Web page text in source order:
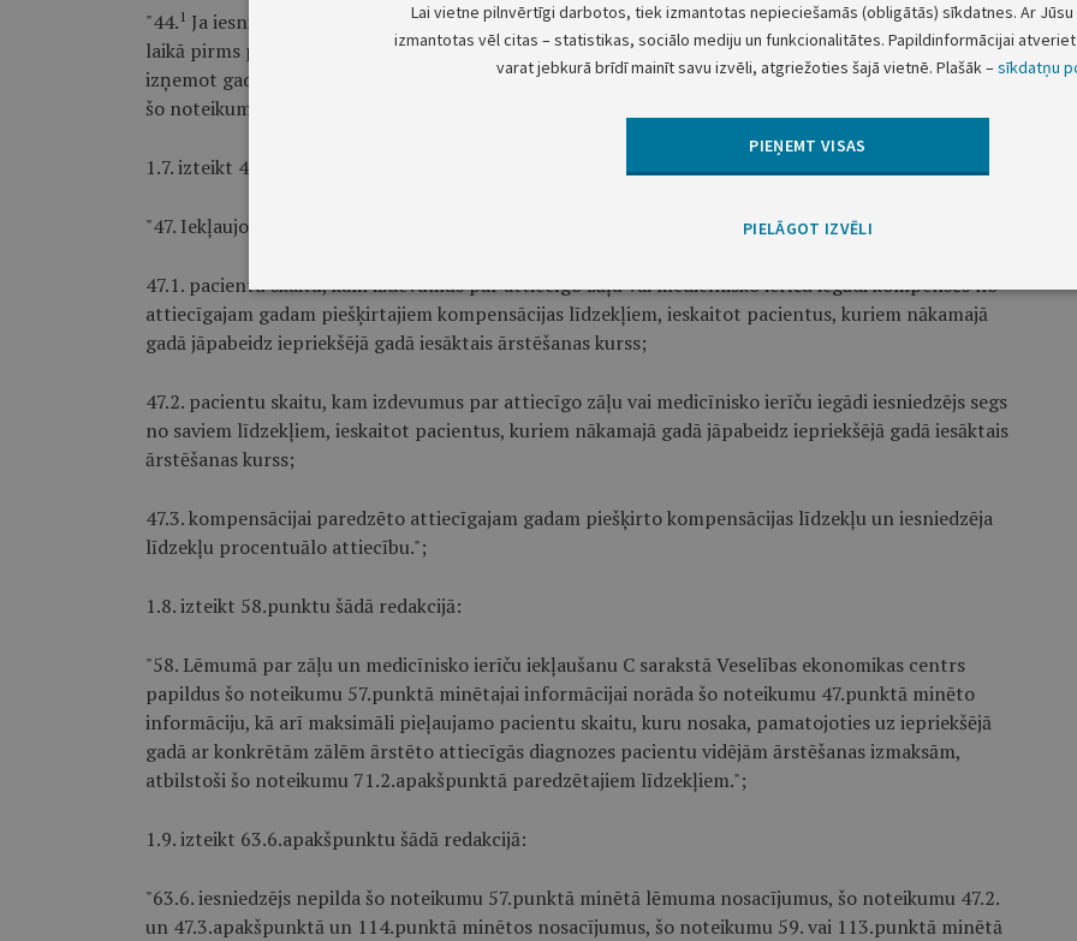
"44. 1 Ja iesniedzējs piesaka pazemināt B sarakstā iekļauto zāļu kompensācijas bāzes cenu divu gadu
laikā pirms patenta aizsardzības termiņa beigām, cenas samazinājumam ir jābūt vismaz par 30 %,
izņemot gadījumus, ja Veselības ekonomikas centrs pieprasa cenu samazināšanu, pamatojoties uz
šo noteikumu 30.punktu.";
1.7. izteikt 47.punktu šādā redakcijā:
"47. Iekļaujot zāles un medicīniskās ierīces C sarakstā, Veselības ekonomikas centrs nosaka:
47.1. pacientu skaitu, kam izdevumus par attiecīgo zāļu vai medicīnisko ierīču iegādi kompensēs no
attiecīgajam gadam piešķirtajiem kompensācijas līdzekļiem, ieskaitot pacientus, kuriem nākamajā
gadā jāpabeidz iepriekšējā gadā iesāktais ārstēšanas kurss;
47.2. pacientu skaitu, kam izdevumus par attiecīgo zāļu vai medicīnisko ierīču iegādi iesniedzējs segs
no saviem līdzekļiem, ieskaitot pacientus, kuriem nākamajā gadā jāpabeidz iepriekšējā gadā iesāktais
ārstēšanas kurss;
47.3. kompensācijai paredzēto attiecīgajam gadam piešķirto kompensācijas līdzekļu un iesniedzēja
līdzekļu procentuālo attiecību.";
1.8. izteikt 58.punktu šādā redakcijā:
"58. Lēmumā par zāļu un medicīnisko ierīču iekļaušanu C sarakstā Veselības ekonomikas centrs
papildus šo noteikumu 57.punktā minētajai informācijai norāda šo noteikumu 47.punktā minēto
informāciju, kā arī maksimāli pieļaujamo pacientu skaitu, kuru nosaka, pamatojoties uz iepriekšējā
gadā ar konkrētām zālēm ārstēto attiecīgās diagnozes pacientu vidējām ārstēšanas izmaksām,
atbilstoši šo noteikumu 71.2.apakšpunktā paredzētajiem līdzekļiem.";
1.9. izteikt 63.6.apakšpunktu šādā redakcijā:
"63.6. iesniedzējs nepilda šo noteikumu 57.punktā minētā lēmuma nosacījumus, šo noteikumu 47.2.
un 47.3.apakšpunktā un 114.punktā minētos nosacījumus, šo noteikumu 59. vai 113.punktā minētā
Lai vietne pilnvērtīgi darbotos, tiek izmantotas nepieciešamās (obligātās) sīkdatnes. Ar
izmantotas vēl citas – statistikas, sociālo mediju un funkcionalitātes. Papildinformācijai
varat jebkurā brīdī mainīt savu izvēli, atgriežoties šajā vietnē. Plašāk –sīkdatņu
PIEŅEMT VISAS
PIELĀGOT IZVĒLI